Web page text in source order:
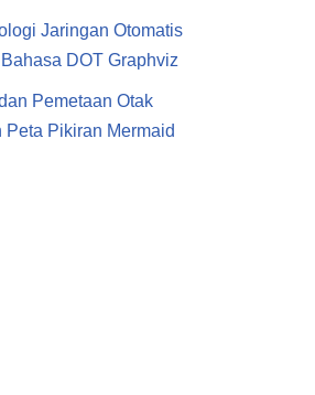
Jaringan Otomatis
DOT Graphviz
Pemetaan Otak
Peta Pikiran Mermaid